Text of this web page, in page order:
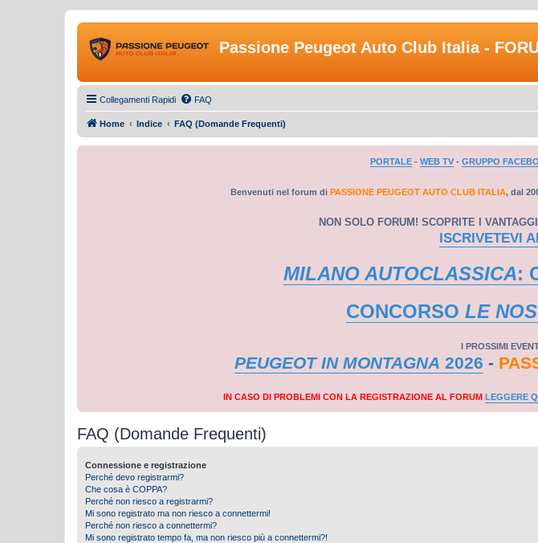
Passione Peugeot Auto Club Italia -
Collegamenti Rapidi FAQ
Home Indice FAQ (Domande Frequenti)
PORTALE - WEB TV - GRUPPO
Benvenuti nel forum di PASSIONE PEUGEOT AUTO CLUB ITALIA, dal
NON SOLO FORUM! SCOPRITE I
ISCRIVETEVI
MILANO AUTOCLASSICA:
CONCORSO LE
I PROSSIMI
PEUGEOT IN MONTAGNA 2026 -
IN CASO DI PROBLEMI CON LA REGISTRAZIONE AL FORUM LEGGERE
FAQ (Domande Frequenti)
Connessione e registrazione
Perché devo registrarmi?
Che cosa è COPPA?
Perché non riesco a registrarmi?
Mi sono registrato ma non riesco a connettermi!
Perché non riesco a connettermi?
Mi sono registrato tempo fa, ma non riesco più a connettermi?!